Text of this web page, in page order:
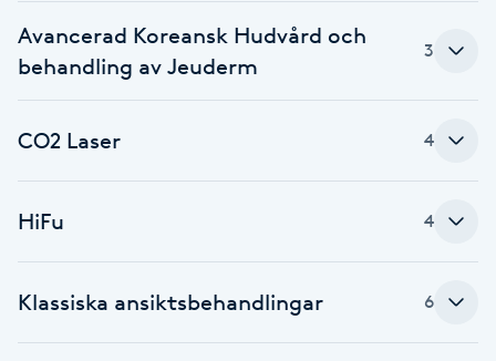
HIFU
Hollywood Peel
Hot yoga
Avancerad Koreansk Hudvård och
behandling av Jeuderm
3
CO2 Laser 4
HiFu 4
Klassiska ansiktsbehandlingar 6